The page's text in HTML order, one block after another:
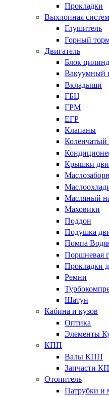
Прокладки
Выхлопная
Глушитель
Горный
Двигатель
Блок
Вакуумный
Вкладыши
ГБЦ
ГРМ
ЕГР
Клапаны
Коленчатый
Крышки
Масляный
Маховики
Поддон
Подушка
Помпа
Поршневая
Прокладки
Ремни
Шатун
Кабина и кузов
Оптика
Элементы
КПП
Валы КПП
Запчасти
Отопитель
Патрубки и